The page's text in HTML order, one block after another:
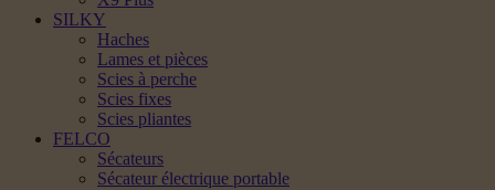
SILKY
Haches
Lames et pièces
Scies à perche
Scies fixes
Scies pliantes
FELCO
Sécateurs
Sécateur électrique portable